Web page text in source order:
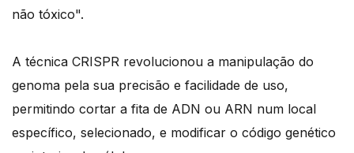
não tóxico".
A técnica CRISPR revolucionou a manipulação do
genoma pela sua precisão e facilidade de uso,
permitindo cortar a fita de ADN ou ARN num local
específico, selecionado, e modificar o código genético